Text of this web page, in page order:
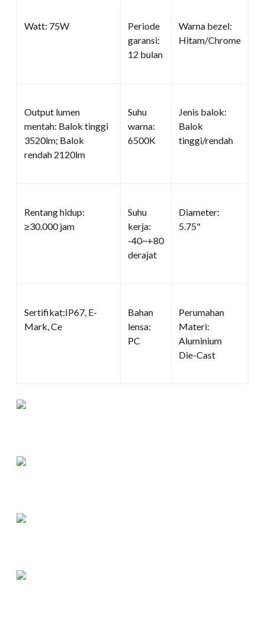
Watt: 75W
Periode
garansi:
12 bulan
Warna bezel:
Hitam/Chrome
Output lumen
mentah: Balok tinggi
3520lm; Balok
rendah 2120lm
Suhu
warna:
6500K
Jenis balok:
Balok
tinggi/rendah
Rentang hidup:
≥30.000 jam
Suhu
kerja:
-40~+80
derajat
Diameter:
5.75"
Sertifikat:IP67, E-
Mark, Ce
Bahan
lensa:
PC
Perumahan
Materi:
Aluminium
Die-Cast